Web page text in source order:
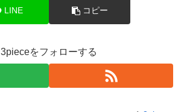
LINE コピー
3pieceをフォローする